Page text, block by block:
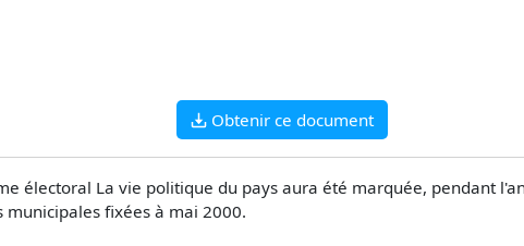
Obtenir ce document
électoral La vie politique du pays aura été marquée, pendant
fixées à mai 2000.